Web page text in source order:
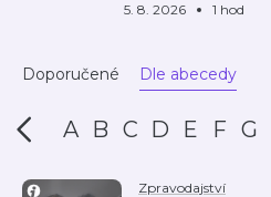
5. 8. 2026 1 hod
Doporučené Dle abecedy
A B C D E F G
Zpravodajství